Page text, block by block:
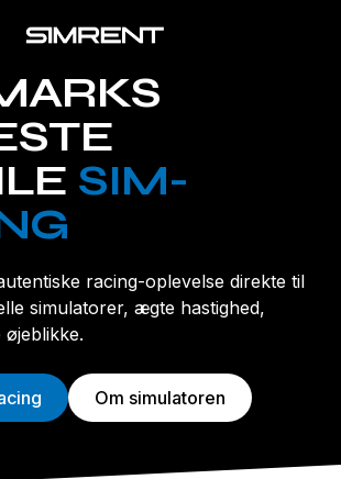
SIM-
racing-oplevelse direkte til
simulatorer, ægte hastighed,
øjeblikke.
Om simulatoren